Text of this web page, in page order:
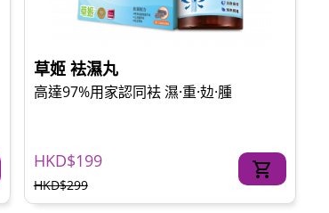
草姬 袪濕丸
高達97%用家認同袪 濕·重·攰·腫
HKD$199
HKD$299